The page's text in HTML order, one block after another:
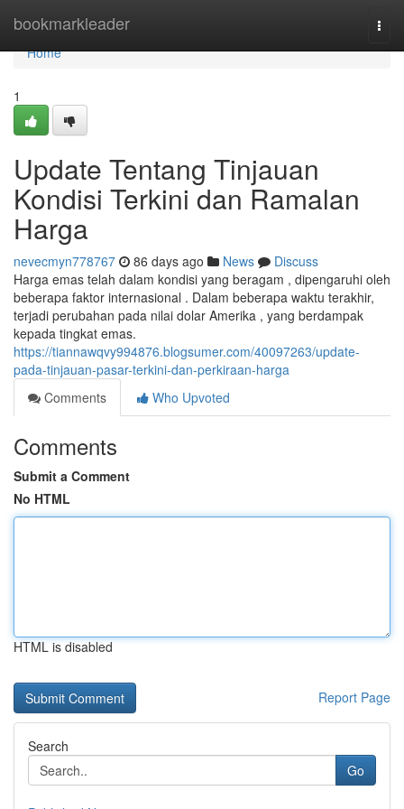
bookmarkleader
Home
Home
1
Update Tentang Tinjauan
Kondisi Terkini dan Ramalan
Harga
nevecmyn778767 86 days ago News
Discuss
Harga emas telah dalam kondisi yang beragam , dipengaruhi oleh
beberapa faktor internasional . Dalam beberapa waktu terakhir,
terjadi perubahan pada nilai dolar Amerika , yang berdampak
kepada tingkat emas.
https://tiannawqvy994876.blogsumer.com/40097263/update-
pada-tinjauan-pasar-terkini-dan-perkiraan-harga
Comments
Who Upvoted
Comments
Submit a Comment
No HTML
HTML is disabled
Report Page
Search
Go